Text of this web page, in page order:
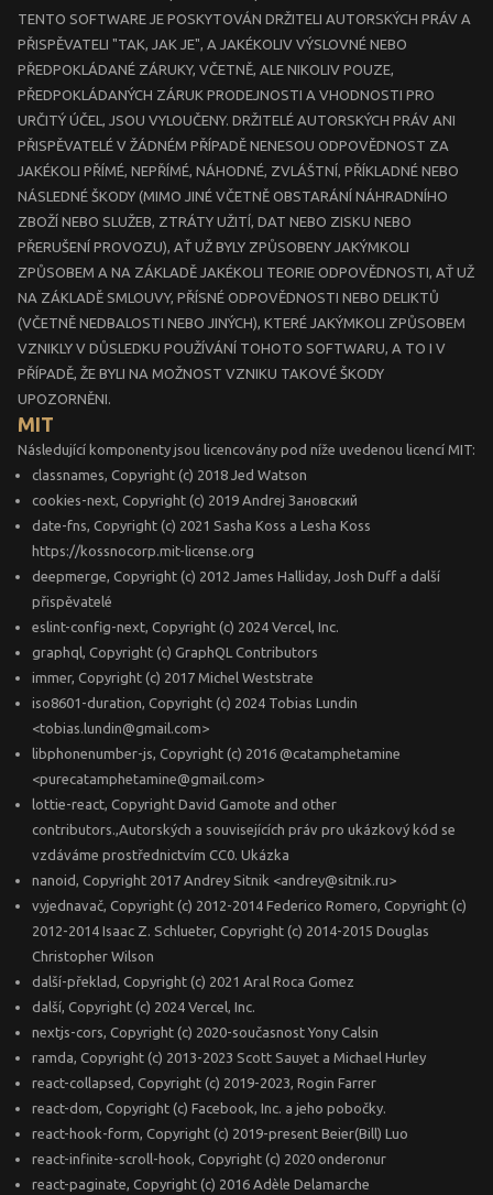
TENTO SOFTWARE JE POSKYTOVÁN DRŽITELI AUTORSKÝCH PRÁV A
PŘISPĚVATELI "TAK, JAK JE", A JAKÉKOLIV VÝSLOVNÉ NEBO
PŘEDPOKLÁDANÉ ZÁRUKY, VČETNĚ, ALE NIKOLIV POUZE,
PŘEDPOKLÁDANÝCH ZÁRUK PRODEJNOSTI A VHODNOSTI PRO
URČITÝ ÚČEL, JSOU VYLOUČENY. DRŽITELÉ AUTORSKÝCH PRÁV ANI
PŘISPĚVATELÉ V ŽÁDNÉM PŘÍPADĚ NENESOU ODPOVĚDNOST ZA
JAKÉKOLI PŘÍMÉ, NEPŘÍMÉ, NÁHODNÉ, ZVLÁŠTNÍ, PŘÍKLADNÉ NEBO
NÁSLEDNÉ ŠKODY (MIMO JINÉ VČETNĚ OBSTARÁNÍ NÁHRADNÍHO
ZBOŽÍ NEBO SLUŽEB, ZTRÁTY UŽITÍ, DAT NEBO ZISKU NEBO
PŘERUŠENÍ PROVOZU), AŤ UŽ BYLY ZPŮSOBENY JAKÝMKOLI
ZPŮSOBEM A NA ZÁKLADĚ JAKÉKOLI TEORIE ODPOVĚDNOSTI, AŤ UŽ
NA ZÁKLADĚ SMLOUVY, PŘÍSNÉ ODPOVĚDNOSTI NEBO DELIKTŮ
(VČETNĚ NEDBALOSTI NEBO JINÝCH), KTERÉ JAKÝMKOLI ZPŮSOBEM
VZNIKLY V DŮSLEDKU POUŽÍVÁNÍ TOHOTO SOFTWARU, A TO I V
PŘÍPADĚ, ŽE BYLI NA MOŽNOST VZNIKU TAKOVÉ ŠKODY
UPOZORNĚNI.
MIT
Následující komponenty jsou licencovány pod níže uvedenou licencí MIT:
classnames, Copyright (c) 2018 Jed Watson
cookies-next, Copyright (c) 2019 Andrej Зановский
date-fns, Copyright (c) 2021 Sasha Koss a Lesha Koss
https://kossnocorp.mit-license.org
deepmerge, Copyright (c) 2012 James Halliday, Josh Duff a další
přispěvatelé
eslint-config-next, Copyright (c) 2024 Vercel, Inc.
graphql, Copyright (c) GraphQL Contributors
immer, Copyright (c) 2017 Michel Weststrate
iso8601-duration, Copyright (c) 2024 Tobias Lundin
<tobias.lundin@gmail.com>
libphonenumber-js, Copyright (c) 2016 @catamphetamine
<purecatamphetamine@gmail.com>
lottie-react, Copyright David Gamote and other
contributors.,Autorských a souvisejících práv pro ukázkový kód se
vzdáváme prostřednictvím CC0. Ukázka
nanoid, Copyright 2017 Andrey Sitnik <andrey@sitnik.ru>
vyjednavač, Copyright (c) 2012-2014 Federico Romero, Copyright (c)
2012-2014 Isaac Z. Schlueter, Copyright (c) 2014-2015 Douglas
Christopher Wilson
další-překlad, Copyright (c) 2021 Aral Roca Gomez
další, Copyright (c) 2024 Vercel, Inc.
nextjs-cors, Copyright (c) 2020-současnost Yony Calsin
ramda, Copyright (c) 2013-2023 Scott Sauyet a Michael Hurley
react-collapsed, Copyright (c) 2019-2023, Rogin Farrer
react-dom, Copyright (c) Facebook, Inc. a jeho pobočky.
react-hook-form, Copyright (c) 2019-present Beier(Bill) Luo
react-infinite-scroll-hook, Copyright (c) 2020 onderonur
react-paginate, Copyright (c) 2016 Adèle Delamarche